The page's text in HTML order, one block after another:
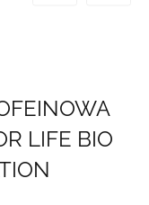
LIFE BIO